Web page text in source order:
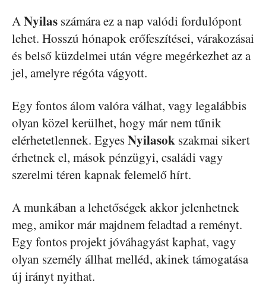
ANyilas számára ez a nap valódi fordulópont
lehet. Hosszú hónapok erőfeszítései, várakozásai
és belső küzdelmei után végre megérkezhet az a
jel, amelyre régóta vágyott.
Egy fontos álom valóra válhat, vagy legalábbis
olyan közel kerülhet, hogy már nem tűnik
elérhetetlennek. EgyesNyilasok szakmai sikert
érhetnek el, mások pénzügyi, családi vagy
szerelmi téren kapnak felemelő hírt.
A munkában a lehetőségek akkor jelenhetnek
meg, amikor már majdnem feladtad a reményt.
Egy fontos projekt jóváhagyást kaphat, vagy
olyan személy állhat melléd, akinek támogatása
új irányt nyithat.